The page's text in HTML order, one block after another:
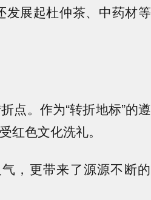
展起杜仲茶、中药材
点。作为“转折地标”的
红色文化洗礼。
，更带来了源源不断